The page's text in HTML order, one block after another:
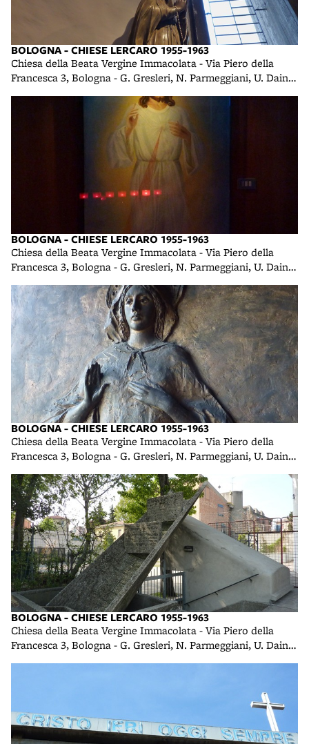
BOLOGNA - CHIESE LERCARO 1955-1963
Chiesa della Beata Vergine Immacolata - Via Piero della
Francesca 3, Bologna - G. Gresleri, N. Parmeggiani, U. Daini -
BOLOGNA - CHIESE LERCARO 1955-1963
Chiesa della Beata Vergine Immacolata - Via Piero della
Francesca 3, Bologna - G. Gresleri, N. Parmeggiani, U. Daini -
BOLOGNA - CHIESE LERCARO 1955-1963
Chiesa della Beata Vergine Immacolata - Via Piero della
Francesca 3, Bologna - G. Gresleri, N. Parmeggiani, U. Daini -
BOLOGNA - CHIESE LERCARO 1955-1963
Chiesa della Beata Vergine Immacolata - Via Piero della
Francesca 3, Bologna - G. Gresleri, N. Parmeggiani, U. Daini -